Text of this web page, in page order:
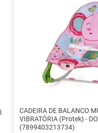
CADEIRA DE BALANCO
VIBRATÓRIA (Protek) -
(7899403213734)